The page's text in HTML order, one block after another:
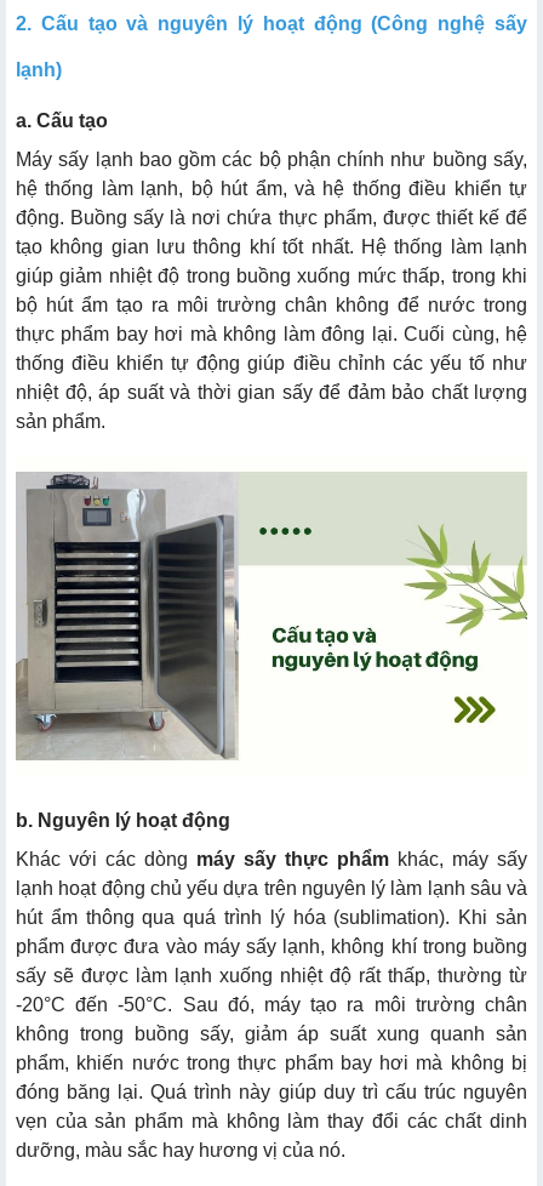
a. Xác định nhu cầu và công suất máy
d. Tính năng điều khiển và tiết kiệm năng lượng
2. Cấu tạo và nguyên lý hoạt động (Công nghệ sấy
lạnh)
a. Cấu tạo
Máy sấy lạnh bao gồm các bộ phận chính như buồng sấy,
hệ thống làm lạnh, bộ hút ẩm, và hệ thống điều khiển tự
động. Buồng sấy là nơi chứa thực phẩm, được thiết kế để
tạo không gian lưu thông khí tốt nhất. Hệ thống làm lạnh
giúp giảm nhiệt độ trong buồng xuống mức thấp, trong khi
bộ hút ẩm tạo ra môi trường chân không để nước trong
thực phẩm bay hơi mà không làm đông lại. Cuối cùng, hệ
thống điều khiển tự động giúp điều chỉnh các yếu tố như
nhiệt độ, áp suất và thời gian sấy để đảm bảo chất lượng
sản phẩm.
b. Nguyên lý hoạt động
Khác với các dòng máy sấy thực phẩm khác, máy sấy
lạnh hoạt động chủ yếu dựa trên nguyên lý làm lạnh sâu và
hút ẩm thông qua quá trình lý hóa (sublimation). Khi sản
phẩm được đưa vào máy sấy lạnh, không khí trong buồng
sấy sẽ được làm lạnh xuống nhiệt độ rất thấp, thường từ
-20°C đến -50°C. Sau đó, máy tạo ra môi trường chân
không trong buồng sấy, giảm áp suất xung quanh sản
phẩm, khiến nước trong thực phẩm bay hơi mà không bị
đóng băng lại. Quá trình này giúp duy trì cấu trúc nguyên
vẹn của sản phẩm mà không làm thay đổi các chất dinh
dưỡng, màu sắc hay hương vị của nó.